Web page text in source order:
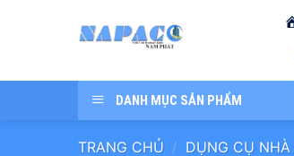
dung
DANH MỤC SẢN PHẨM
TRANG CHỦ / DỤNG CỤ NHÀ